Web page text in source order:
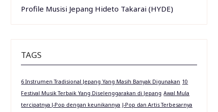
Profile Musisi Jepang Hideto Takarai (HYDE)
TAGS
6 Instrumen Tradisional Jepang Yang Masih Banyak Digunakan 10
Festival Musik Terbaik Yang Diselenggarakan di Jepang Awal Mula
tercipatnya J-Pop dengan keunikannya J-Pop dan Artis Terbesarnya